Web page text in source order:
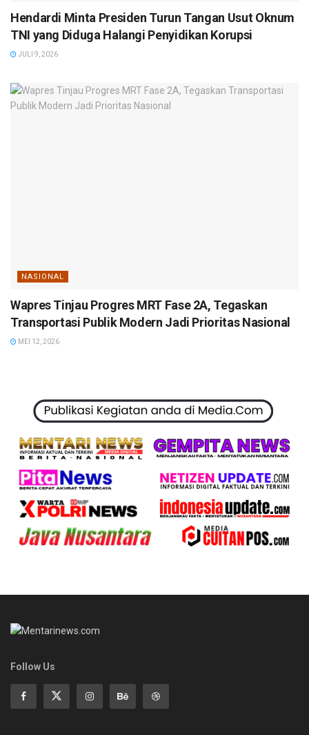
Hendardi Minta Presiden Turun Tangan Usut Oknum
TNI yang Diduga Halangi Penyidikan Korupsi
JULI 9, 2026
NASIONAL
Wapres Tinjau Progres MRT Fase 2A, Tegaskan
Transportasi Publik Modern Jadi Prioritas Nasional
MEI 12, 2026
Follow Us